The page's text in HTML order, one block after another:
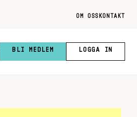
OM OSS KONTAKT
BLI MEDLEM LOGGA IN